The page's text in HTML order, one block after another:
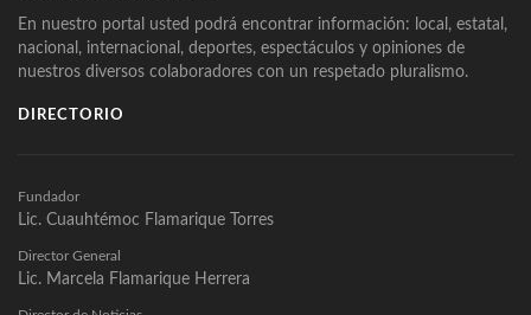
En nuestro portal usted podrá encontrar información: local, estatal,
nacional, internacional, deportes, espectáculos y opiniones de
nuestros diversos colaboradores con un respetado pluralismo.
DIRECTORIO
Fundador
Lic. Cuauhtémoc Flamarique Torres
Director General
Lic. Marcela Flamarique Herrera